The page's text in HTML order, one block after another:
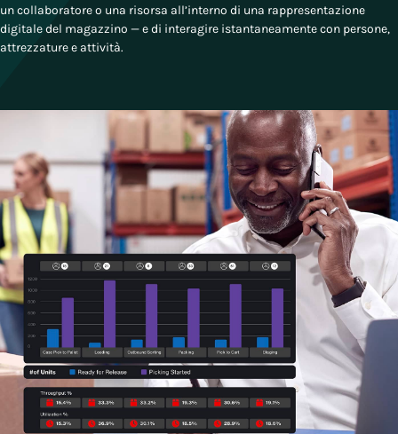
un collaboratore o una risorsa all’interno di una rappresentazione
digitale del magazzino — e di interagire istantaneamente con persone,
attrezzature e attività.